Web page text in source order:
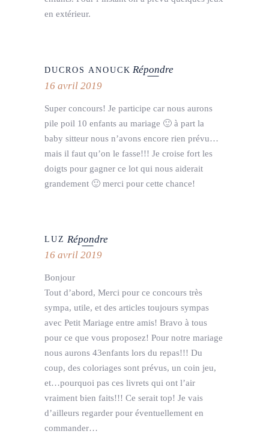
en extérieur.
DUCROS ANOUCK Répondre
16 avril 2019
Super concours! Je participe car nous aurons
pile poil 10 enfants au mariage 🙂 à part la
baby sitteur nous n’avons encore rien prévu…
mais il faut qu’on le fasse!!! Je croise fort les
doigts pour gagner ce lot qui nous aiderait
grandement 🙂 merci pour cette chance!
LUZ Répondre
16 avril 2019
Bonjour
Tout d’abord, Merci pour ce concours très
sympa, utile, et des articles toujours sympas
avec Petit Mariage entre amis! Bravo à tous
pour ce que vous proposez! Pour notre mariage
nous aurons 43enfants lors du repas!!! Du
coup, des coloriages sont prévus, un coin jeu,
et…pourquoi pas ces livrets qui ont l’air
vraiment bien faits!!! Ce serait top! Je vais
d’ailleurs regarder pour éventuellement en
commander…